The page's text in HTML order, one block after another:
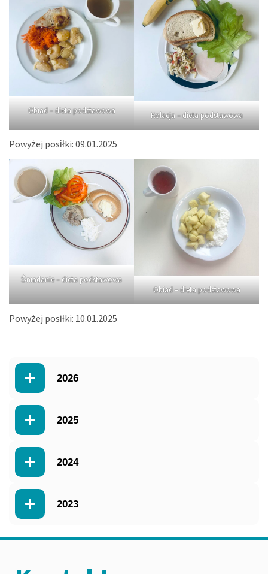
Obiad – dieta podstawowa Kolacja – dieta podstawowa
Powyżej posiłki: 09.01.2025
Śniadanie – dieta podstawowa
Obiad – dieta podstawowa
Powyżej posiłki: 10.01.2025
2026
2025
2024
2023